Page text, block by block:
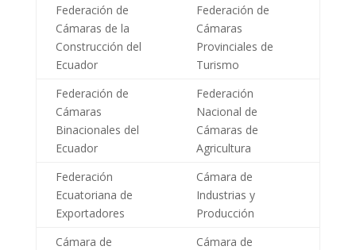
Federación de
Cámaras de la
Construcción del
Ecuador
Federación de
Cámaras
Provinciales de
Turismo
Federación de
Cámaras
Binacionales del
Ecuador
Federación
Nacional de
Cámaras de
Agricultura
Federación
Ecuatoriana de
Exportadores
Cámara de
Industrias y
Producción
Cámara de
Cámara de